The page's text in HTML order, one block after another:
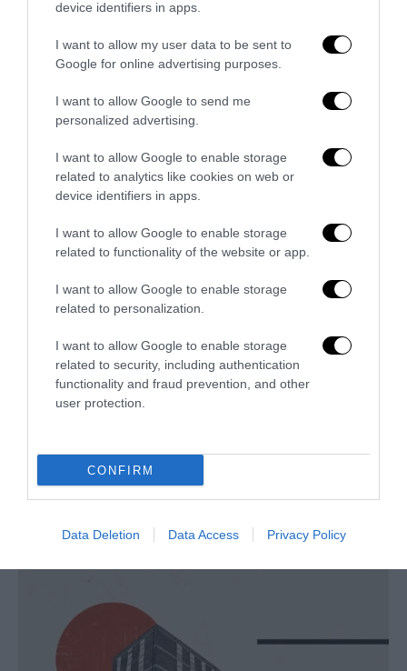
device identifiers in apps.
I want to allow my user data to be sent to
Google for online advertising purposes.
I want to allow Google to send me
personalized advertising.
I want to allow Google to enable storage
related to analytics like cookies on web or
device identifiers in apps.
I want to allow Google to enable storage
related to functionality of the website or app.
I want to allow Google to enable storage
related to personalization.
I want to allow Google to enable storage
related to security, including authentication
functionality and fraud prevention, and other
user protection.
CONFIRM
Data Deletion Data Access Privacy Policy
La sinistra è così serva delle toghe da odiare persino il
ricordo di Enzo...
5 Agosto 2026
L’Anpi divora se stessa: la fabbrica delle scomuniche
5 Agosto 2026